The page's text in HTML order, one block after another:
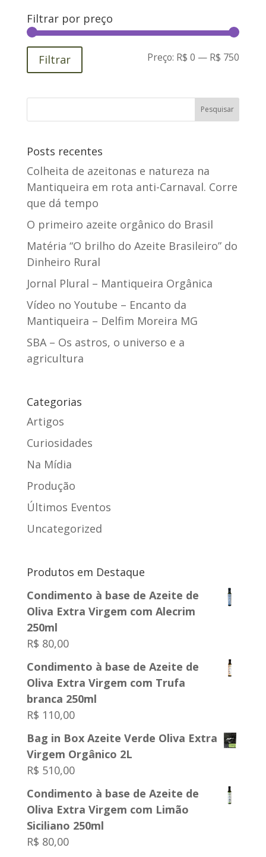
Filtrar por preço
Filtrar Preço: R$ 0 — R$ 750
Posts recentes
Colheita de azeitonas e natureza na
Mantiqueira em rota anti-Carnaval. Corre
que dá tempo
O primeiro azeite orgânico do Brasil
Matéria “O brilho do Azeite Brasileiro” do
Dinheiro Rural
Jornal Plural – Mantiqueira Orgânica
Vídeo no Youtube – Encanto da
Mantiqueira – Delfim Moreira MG
SBA – Os astros, o universo e a
agricultura
Categorias
Artigos
Curiosidades
Na Mídia
Produção
Últimos Eventos
Uncategorized
Produtos em Destaque
Condimento à base de Azeite de
Oliva Extra Virgem com Alecrim
250ml
R$ 80,00
Condimento à base de Azeite de
Oliva Extra Virgem com Trufa
branca 250ml
R$ 110,00
Bag in Box Azeite Verde Oliva Extra
Virgem Orgânico 2L
R$ 510,00
Condimento à base de Azeite de
Oliva Extra Virgem com Limão
Siciliano 250ml
R$ 80,00